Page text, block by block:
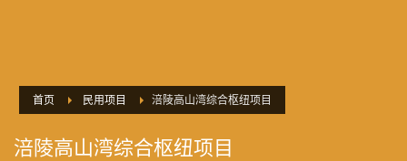
首页 民用项目 涪陵高山湾综合枢纽项目
涪陵高山湾综合枢纽项目